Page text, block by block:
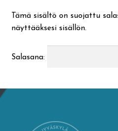
Ateria- ja välipalamaksut
Kirjasto
Tämä sisältö on suojattu
näyttääksesi sisällön.
Salasana: